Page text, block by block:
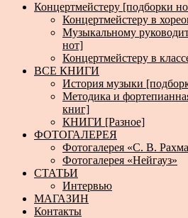
Концертмейстеру [подборки
Концертмейстеру в
Музыкальному
нот]
Концертмейстеру в
ВСЕ КНИГИ
История музыки
Методика и
книг]
КНИГИ [Разное]
ФОТОГАЛЕРЕЯ
Фотогалерея «С. В.
Фотогалерея «Нейгауз»
СТАТЬИ
Интервью
МАГАЗИН
Контакты